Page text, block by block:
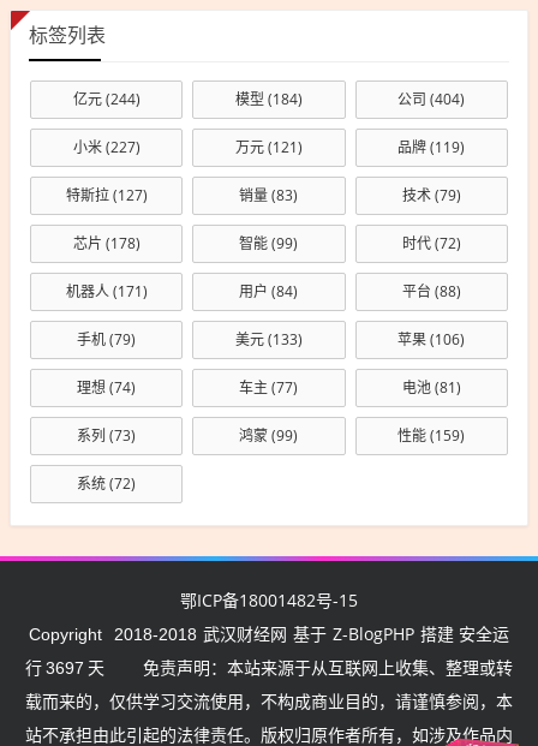
标签列表
亿元(244) 模型 (184) 公司 (404)
小米(227) 万元(121) 品牌(119)
特斯拉(127) 销量(83) 技术(79)
芯片 (178) 智能(99) 时代(72)
机器人(171) 用户 (84) 平台 (88)
手机(79) 美元(133) 苹果(106)
理想(74) 车主 (77) 电池(81)
系列 (73) 鸿蒙(99) 性能(159)
系统(72)
鄂ICP备18001482号-15
Copyright 2018-2018 武汉财经网 基于 Z-BlogPHP 搭建 安全运
行3697 天
免责声明：本站来源于从互联网上收集、整理或转
载而来的，仅供学习交流使用，不构成商业目的，请谨慎参阅，本
站不承担由此引起的法律责任。版权归原作者所有，如涉及作品内